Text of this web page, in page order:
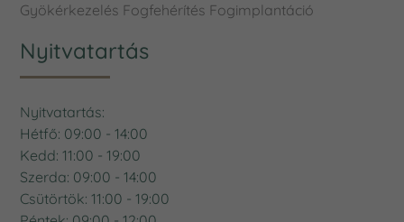
Fájdalommentes érzéstelenítés
Szájhigiéniai kezelések
Nyitvatartás
Nyitvatartás:
Hétfő: 09:00 - 14:00